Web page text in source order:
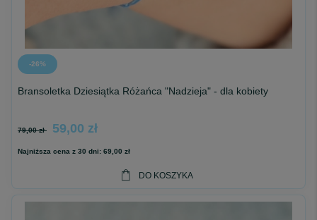
-26%
Bransoletka Dziesiątka Różańca "Nadzieja" - dla kobiety
79,00 zł 59,00 zł
Najniższa cena z 30 dni: 69,00 zł
DO KOSZYKA